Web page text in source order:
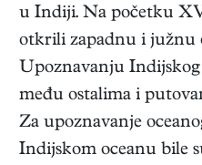
u Indiji. Na početku
otkrili zapadnu i južnu
Upoznavanju
među ostalima i
Za upoznavanje
Indijskom oceanu bile